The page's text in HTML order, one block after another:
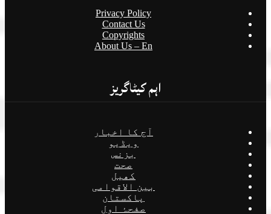
Privacy Policy
Contact Us
Copyrights
About Us – En
اہم کیٹاگریز
آج کا اخبار
ویڈیو
بزنس
صحت
کھیل
بین الاقوامی
پاکستان
صفحۂ اول